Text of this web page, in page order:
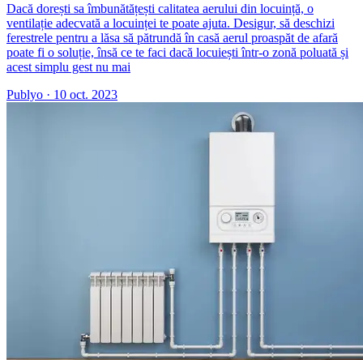
Dacă dorești sa îmbunătățești calitatea aerului din locuință, o
ventilație adecvată a locuinței te poate ajuta. Desigur, să deschizi
ferestrele pentru a lăsa să pătrundă în casă aerul proaspăt de afară
poate fi o soluție, însă ce te faci dacă locuiești într-o zonă poluată și
acest simplu gest nu mai
Publyo · 10 oct. 2023